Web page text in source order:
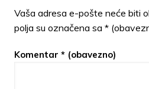
Vaša adresa e-pošte neće biti
polja su označena sa *
Komentar * (obavezno)